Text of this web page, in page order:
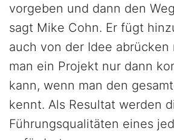
vorgeben und dann den
sagt Mike Cohn. Er fügt
auch von der Idee abrücken
man ein Projekt nur dann
kann, wenn man den
kennt. Als Resultat werden
Führungsqualitäten eines